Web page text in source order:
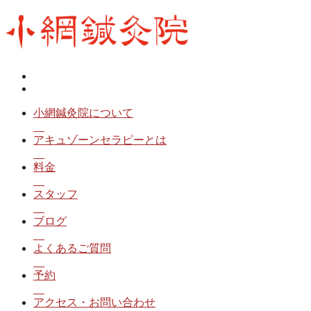
小網鍼灸院について
アキュゾーンセラピーとは
料金
スタッフ
ブログ
よくあるご質問
予約
アクセス・お問い合わせ